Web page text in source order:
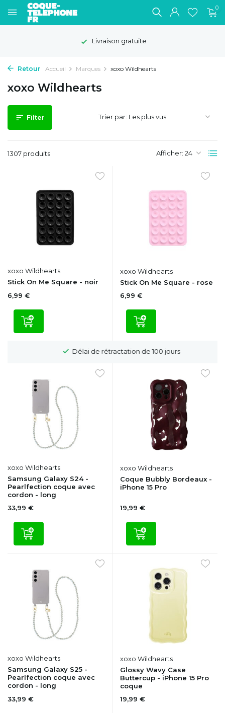
0
Délai de rétractation de 100 jours
Retour Accueil Marques xoxo Wildhearts
xoxo Wildhearts
Filter
1307 produits Afficher:
Trier par:
xoxo Wildhearts
Stick On Me Square - noir
6,99 €
xoxo Wildhearts
Stick On Me Square - rose
6,99 €
Délai de rétractation de 100 jours
xoxo Wildhearts
Samsung Galaxy S24 -
Pearlfection coque avec
cordon - long
33,99 €
xoxo Wildhearts
Coque Bubbly Bordeaux -
iPhone 15 Pro
19,99 €
xoxo Wildhearts
Samsung Galaxy S25 -
Pearlfection coque avec
cordon - long
33,99 €
xoxo Wildhearts
Glossy Wavy Case
Buttercup - iPhone 15 Pro
coque
19,99 €